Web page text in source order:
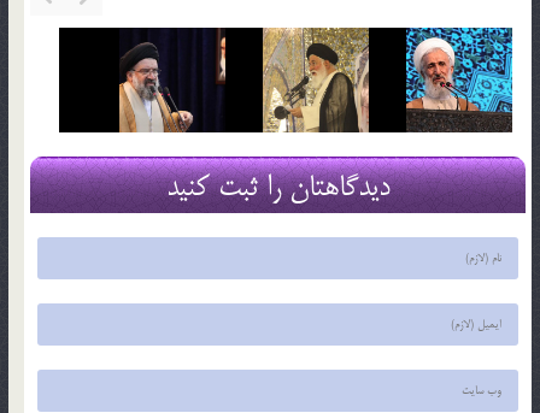
دیدگاهتان را ثبت کنید